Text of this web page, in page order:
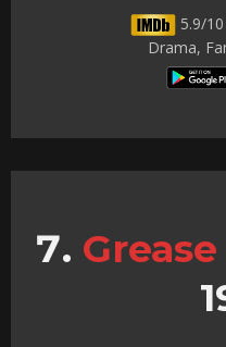
5.9/
Drama,
Grease